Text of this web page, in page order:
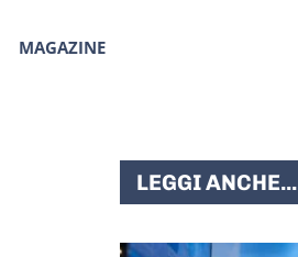
MAGAZINE
LEGGI ANCHE...